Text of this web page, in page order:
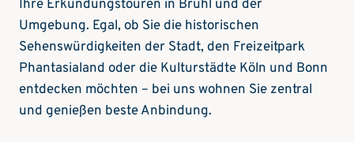
Ihre Erkundungstouren in Brühl und der
Umgebung. Egal, ob Sie die historischen
Sehenswürdigkeiten der Stadt, den Freizeitpark
Phantasialand oder die Kulturstädte Köln und Bonn
entdecken möchten – bei uns wohnen Sie zentral
und genießen beste Anbindung.